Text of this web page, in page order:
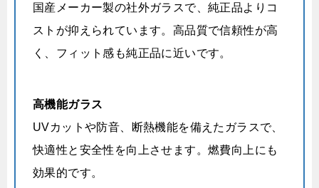
国産メーカー製の社外ガラスで、純正品よりコ
ストが抑えられています。高品質で信頼性が高
く、フィット感も純正品に近いです。
高機能ガラス
UVカットや防音、断熱機能を備えたガラスで、
快適性と安全性を向上させます。燃費向上にも
効果的です。